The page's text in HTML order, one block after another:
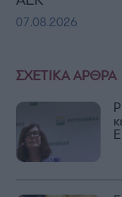
ΣΧΕΤΙΚΑ ΑΡΘΡΑ
07.08.2026